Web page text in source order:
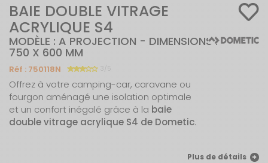
BAIE DOUBLE VITRAGE
ACRYLIQUE S4
MODÈLE : A PROJECTION - DIMENSIONS :
750 X 600 MM
Réf : 750118N 3/5
Offrez à votre camping-car, caravane ou
fourgon aménagé une isolation optimale
et un confort inégalé grâce à la baie
double vitrage acrylique S4 de Dometic.
Plus de détails